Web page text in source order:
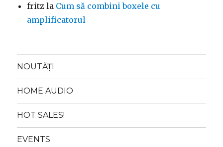
fritz la Cum să combini boxele cu
amplificatorul
NOUTĂȚI
HOME AUDIO
HOT SALES!
EVENTS